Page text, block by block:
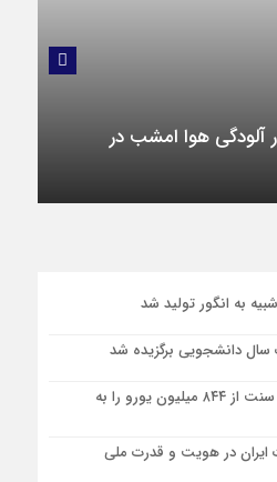
هوا امشب در استانداری تهران
بانوی ملی‌پوش «موی‌تای»
را زد؟!
شناسی حقوق‌خانواده»
آلودگی هوا امشب در
به انگور تولید شد
بانک مرکزی حتی یک سنت از ۸۴۴ میلیون یورو را به
ایران در هویت و قدرت ملی